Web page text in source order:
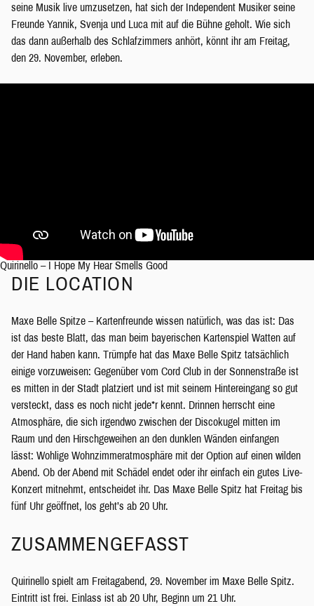
seine Musik live umzusetzen, hat sich der Independent Musiker seine
Freunde Yannik, Svenja und Luca mit auf die Bühne geholt. Wie sich
das dann außerhalb des Schlafzimmers anhört, könnt ihr am Freitag,
den 29. November, erleben.
Quirinello – I Hope My Hear Smells Good
DIE LOCATION
Maxe Belle Spitze – Kartenfreunde wissen natürlich, was das ist: Das
ist das beste Blatt, das man beim bayerischen Kartenspiel Watten auf
der Hand haben kann. Trümpfe hat das Maxe Belle Spitz tatsächlich
einige vorzuweisen: Gegenüber vom Cord Club in der Sonnenstraße ist
es mitten in der Stadt platziert und ist mit seinem Hintereingang so gut
versteckt, dass es noch nicht jede*r kennt. Drinnen herrscht eine
Atmosphäre, die sich irgendwo zwischen der Discokugel mitten im
Raum und den Hirschgeweihen an den dunklen Wänden einfangen
lässt: Wohlige Wohnzimmeratmosphäre mit der Option auf einen wilden
Abend. Ob der Abend mit Schädel endet oder ihr einfach ein gutes Live-
Konzert mitnehmt, entscheidet ihr. Das Maxe Belle Spitz hat Freitag bis
fünf Uhr geöffnet, los geht’s ab 20 Uhr.
ZUSAMMENGEFASST
Quirinello spielt am Freitagabend, 29. November im Maxe Belle Spitz.
Eintritt ist frei. Einlass ist ab 20 Uhr, Beginn um 21 Uhr.